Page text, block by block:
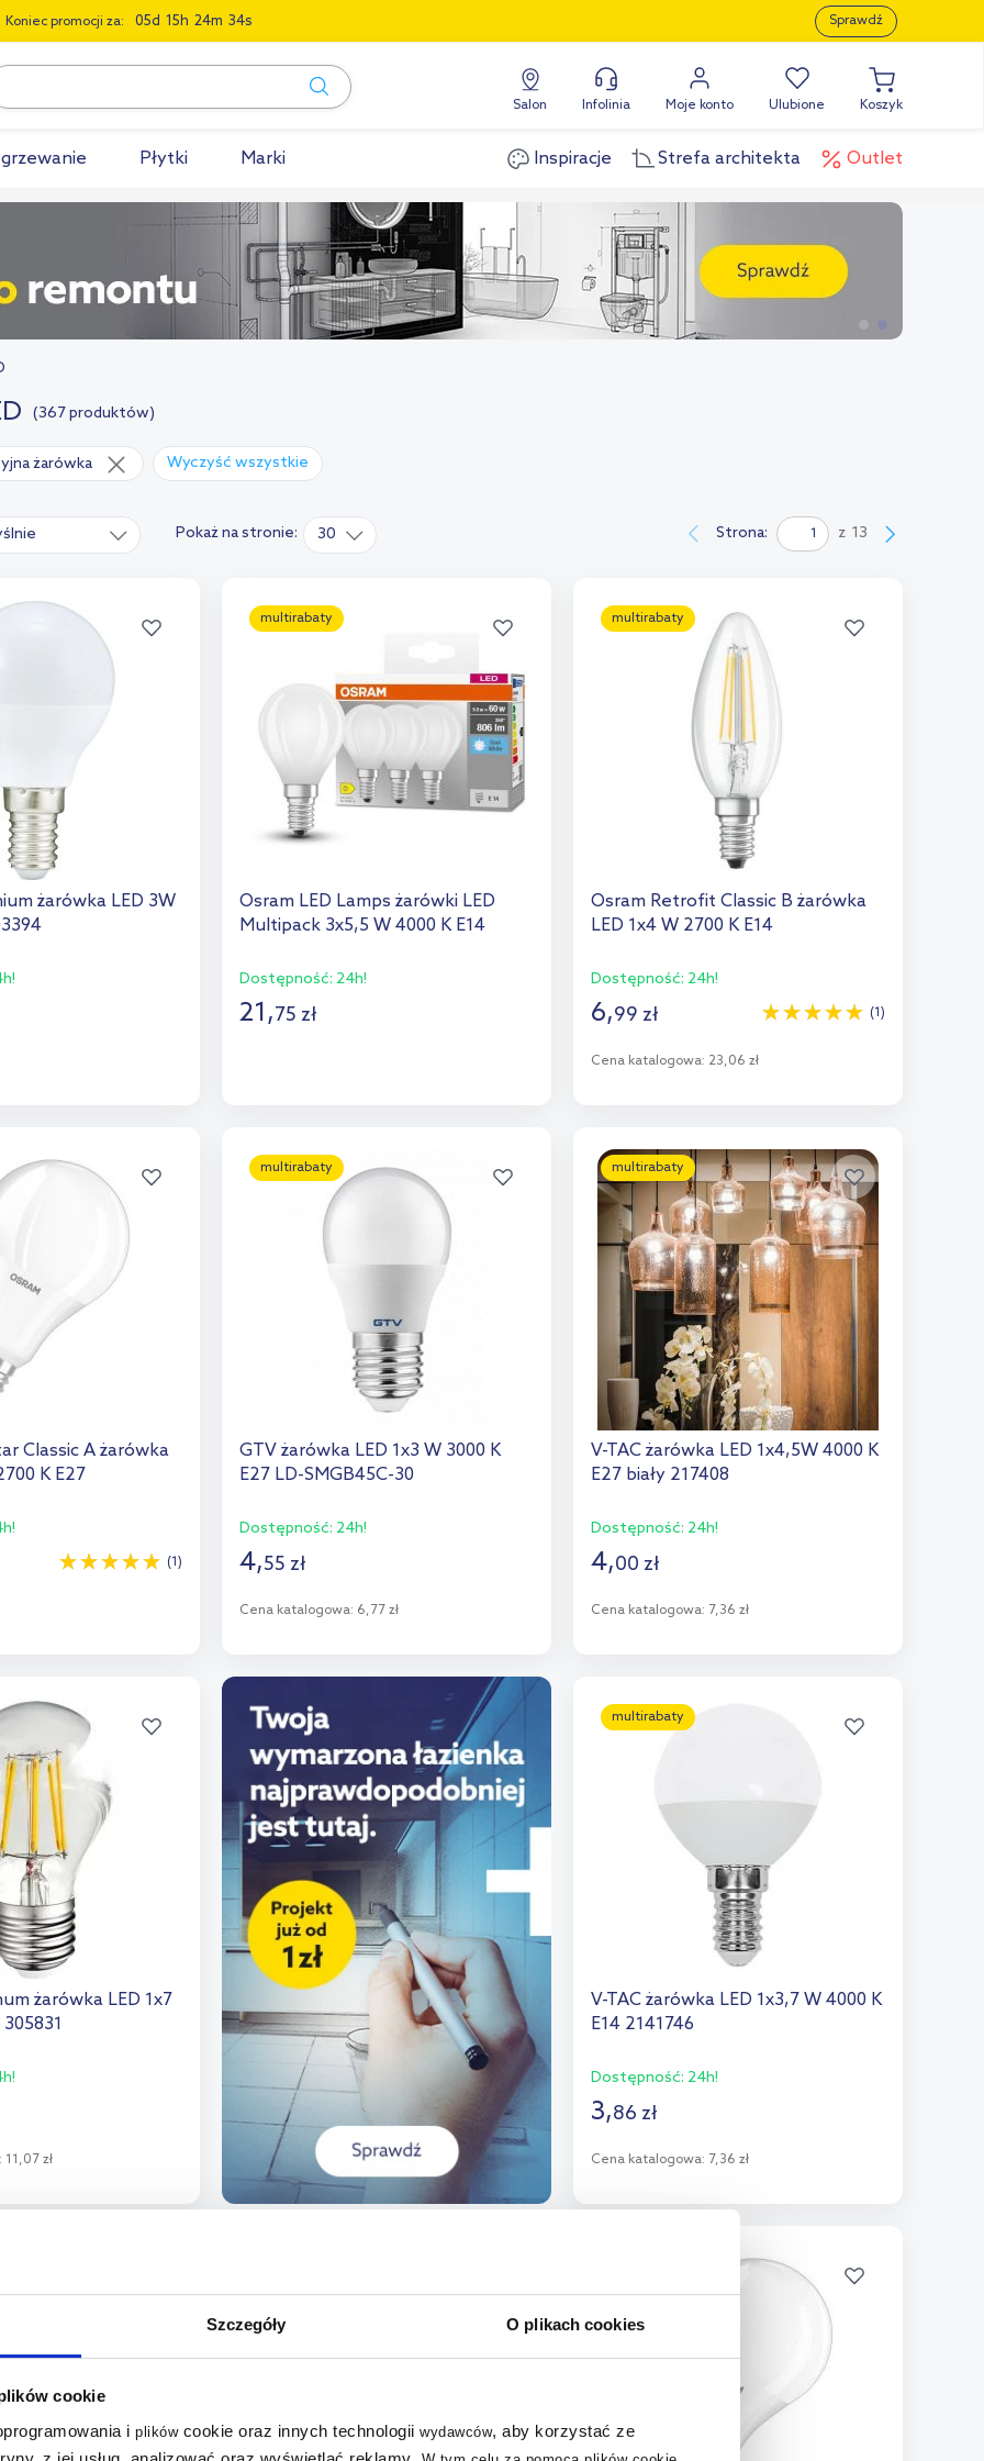
Szczegóły O plikach cookies
cookie
i plikówcookie oraz innych technologii wydawców, aby korzystać ze
Koniec promocji za: 05 15 24 33 Sprawdź
Salon Infolinia Moje konto Ulubione Koszyk
Płytki Marki Inspiracje Strefa architekta Outlet
(367 produktów)
żarówka Wyczyść wszystkie
Pokaż na stronie: 30 Strona: z 13
żarówka LED 3W
multirabaty
Osram LED Lamps żarówki LED
Multipack 3x5,5 W 4000 K E14
Dostępność: 24h!
21,75 zł
multirabaty
Osram Retrofit Classic B żarówka
LED 1x4 W 2700 K E14
Dostępność: 24h!
6,99 zł
Cena katalogowa: 23,06 zł
(1)
Dodaj do porównania
Classic A żarówka
K E27
(1)
multirabaty
GTV żarówka LED 1x3 W 3000 K
E27 LD-SMGB45C-30
Dostępność: 24h!
4,55 zł
Cena katalogowa: 6,77 zł
Dodaj do porównania
multirabaty
V-TAC żarówka LED 1x4,5W 4000 K
E27 biały 217408
Dostępność: 24h!
4,00 zł
Cena katalogowa: 7,36 zł
Dodaj do porównania
żarówka LED 1x7
11,07 zł
koszyka
multirabaty
V-TAC żarówka LED 1x3,7 W 4000 K
E14 2141746
Dostępność: 24h!
3,86 zł
Cena katalogowa: 7,36 zł
Do koszyka
Dodaj do porównania